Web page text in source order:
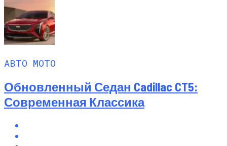
АВТО МОТО
Обновленный Седан Cadillac CT5:
Современная Классика